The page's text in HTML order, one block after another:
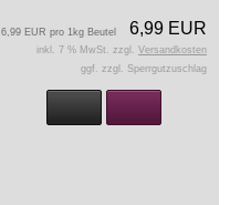
6,99 EUR
6,99 EUR pro 1kg Beutel
inkl. 7 % MwSt. zzgl. Versandkosten
ggf. zzgl. Sperrgutzuschlag